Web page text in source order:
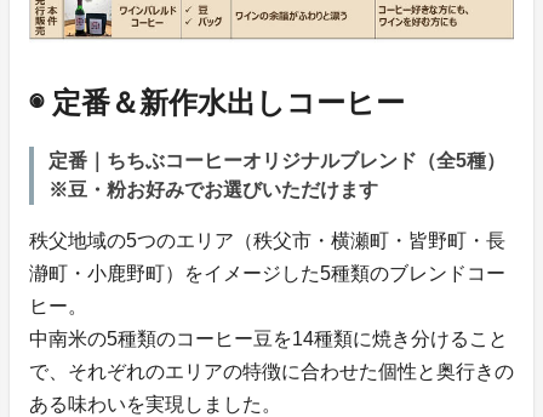
◉ 定番＆新作水出しコーヒー
定番｜ちちぶコーヒーオリジナルブレンド（全5種）
※豆・粉お好みでお選びいただけます
秩父地域の5つのエリア（秩父市・横瀬町・皆野町・長
瀞町・小鹿野町）をイメージした5種類のブレンドコー
ヒー。
中南米の5種類のコーヒー豆を14種類に焼き分けること
で、それぞれのエリアの特徴に合わせた個性と奥行きの
ある味わいを実現しました。